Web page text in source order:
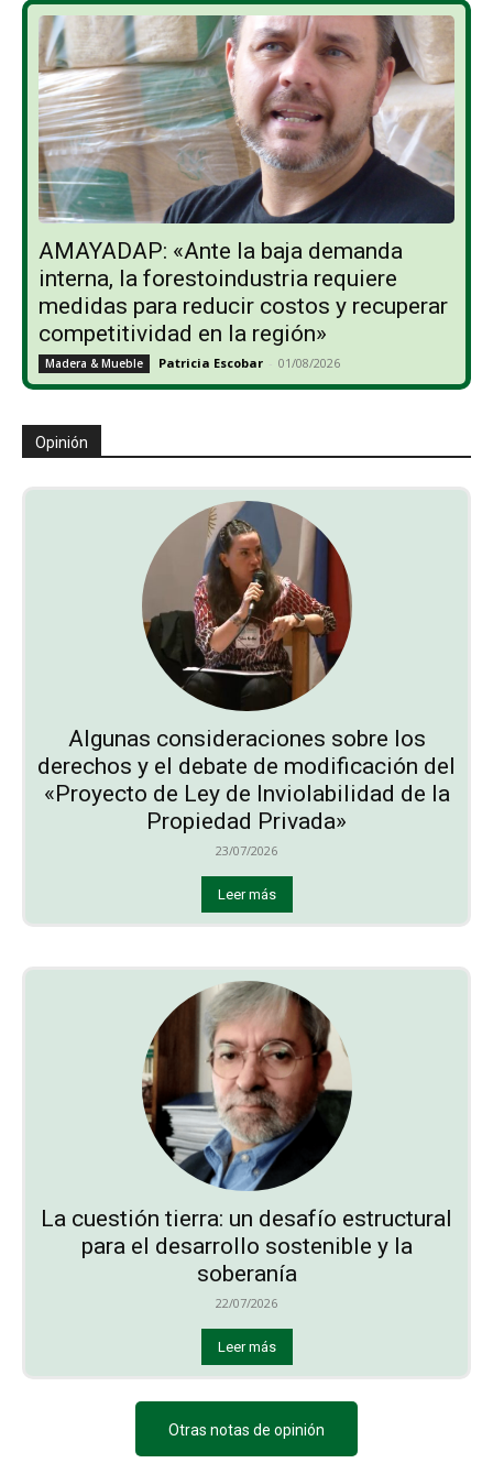
AMAYADAP: «Ante la baja demanda
interna, la forestoindustria requiere
medidas para reducir costos y recuperar
competitividad en la región»
Madera & Mueble Patricia Escobar - 01/08/2026
Opinión
Algunas consideraciones sobre los
derechos y el debate de modificación del
«Proyecto de Ley de Inviolabilidad de la
Propiedad Privada»
23/07/2026
Leer más
La cuestión tierra: un desafío estructural
para el desarrollo sostenible y la
soberanía
22/07/2026
Leer más
Otras notas de opinión